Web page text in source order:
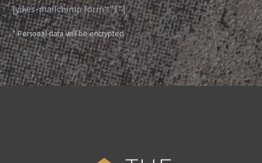
[yikes-mailchimp form=”1″]
* Personal data will be encrypted